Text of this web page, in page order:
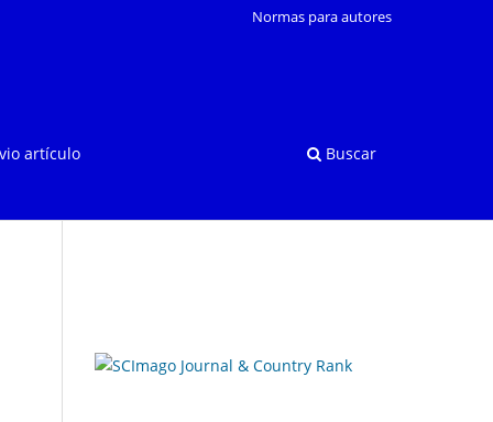
artículo Buscar
Normas para autores